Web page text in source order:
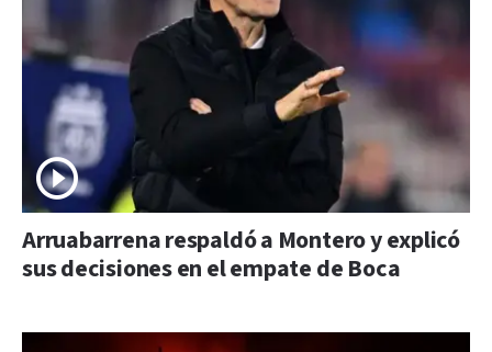
Arruabarrena respaldó a Montero y explicó
sus decisiones en el empate de Boca